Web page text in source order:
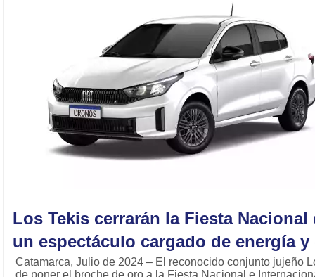
Los Tekis cerrarán la Fiesta
un espectáculo cargado de energía y
Catamarca, Julio de 2024 – El reconocido conjunto jujeño
de poner el broche de oro a la Fiesta Nacional e